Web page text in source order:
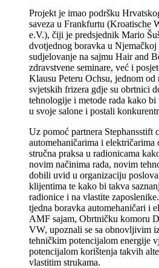
Projekt je imao podršku
saveza u Frankfurtu (Kroatische
e.V.), čiji je predsjednik Mario
dvotjednog boravka u Njemačkoj
sudjelovanje na sajmu Hair and
zdravstvene seminare, već i
Klausu Peteru Ochsu, jednom od
svjetskih frizera gdje su obrtnici
tehnologije i metode rada kako
u svoje salone i postali
Uz pomoć partnera Stephansstift
automehaničarima i električarima
stručna praksa u radionicama
novim načinima rada, novim
dobili uvid u organizaciju
klijentima te kako bi takva
radionice i na vlastite
tjedna boravka automehaničari i
AMF sajam, Obrtničku komoru
VW, upoznali se sa obnovljivim
tehničkim potencijalom energije
potencijalom korištenja takvih
vlastitim strukama.